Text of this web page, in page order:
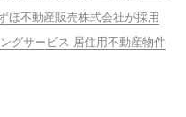
ほ不動産販売株式会社が採用
グサービス 居住用不動産物件